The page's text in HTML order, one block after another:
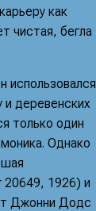
как
чистая, бегла
использовался
и деревенских
только один
Однако
20649, 1926) и
Джонни Додс